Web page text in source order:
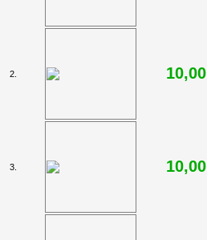
2. 10,00
3. 10,00